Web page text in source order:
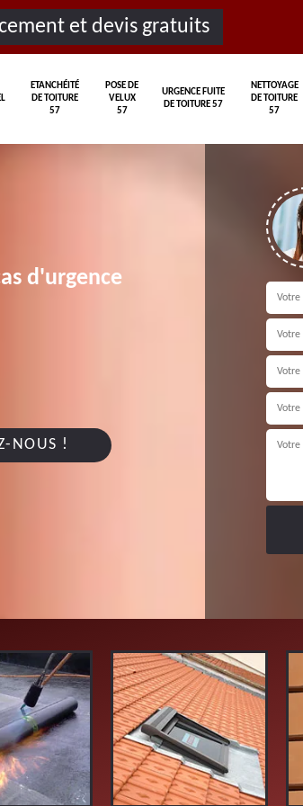
et devis gratuits
ETANCHÉITÉ
DE TOITURE
57
POSE DE
VELUX
57
URGENCE FUITE
DE TOITURE 57
NETTOYAGE
DE TOITURE
57
d'urgence
NOUS !